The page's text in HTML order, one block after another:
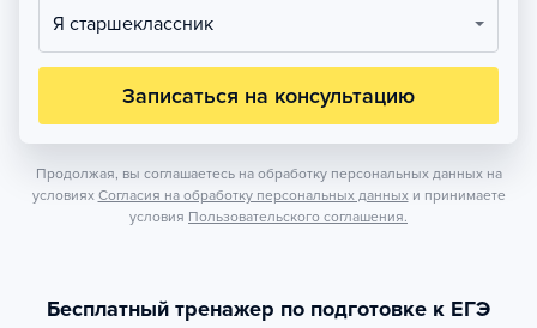
Я старшеклассник
Записаться на консультацию
Продолжая, вы соглашаетесь на обработку персональных данных на
условиях Согласия на обработку персональных данных и принимаете
условия Пользовательского соглашения.
Бесплатный тренажер по подготовке к ЕГЭ